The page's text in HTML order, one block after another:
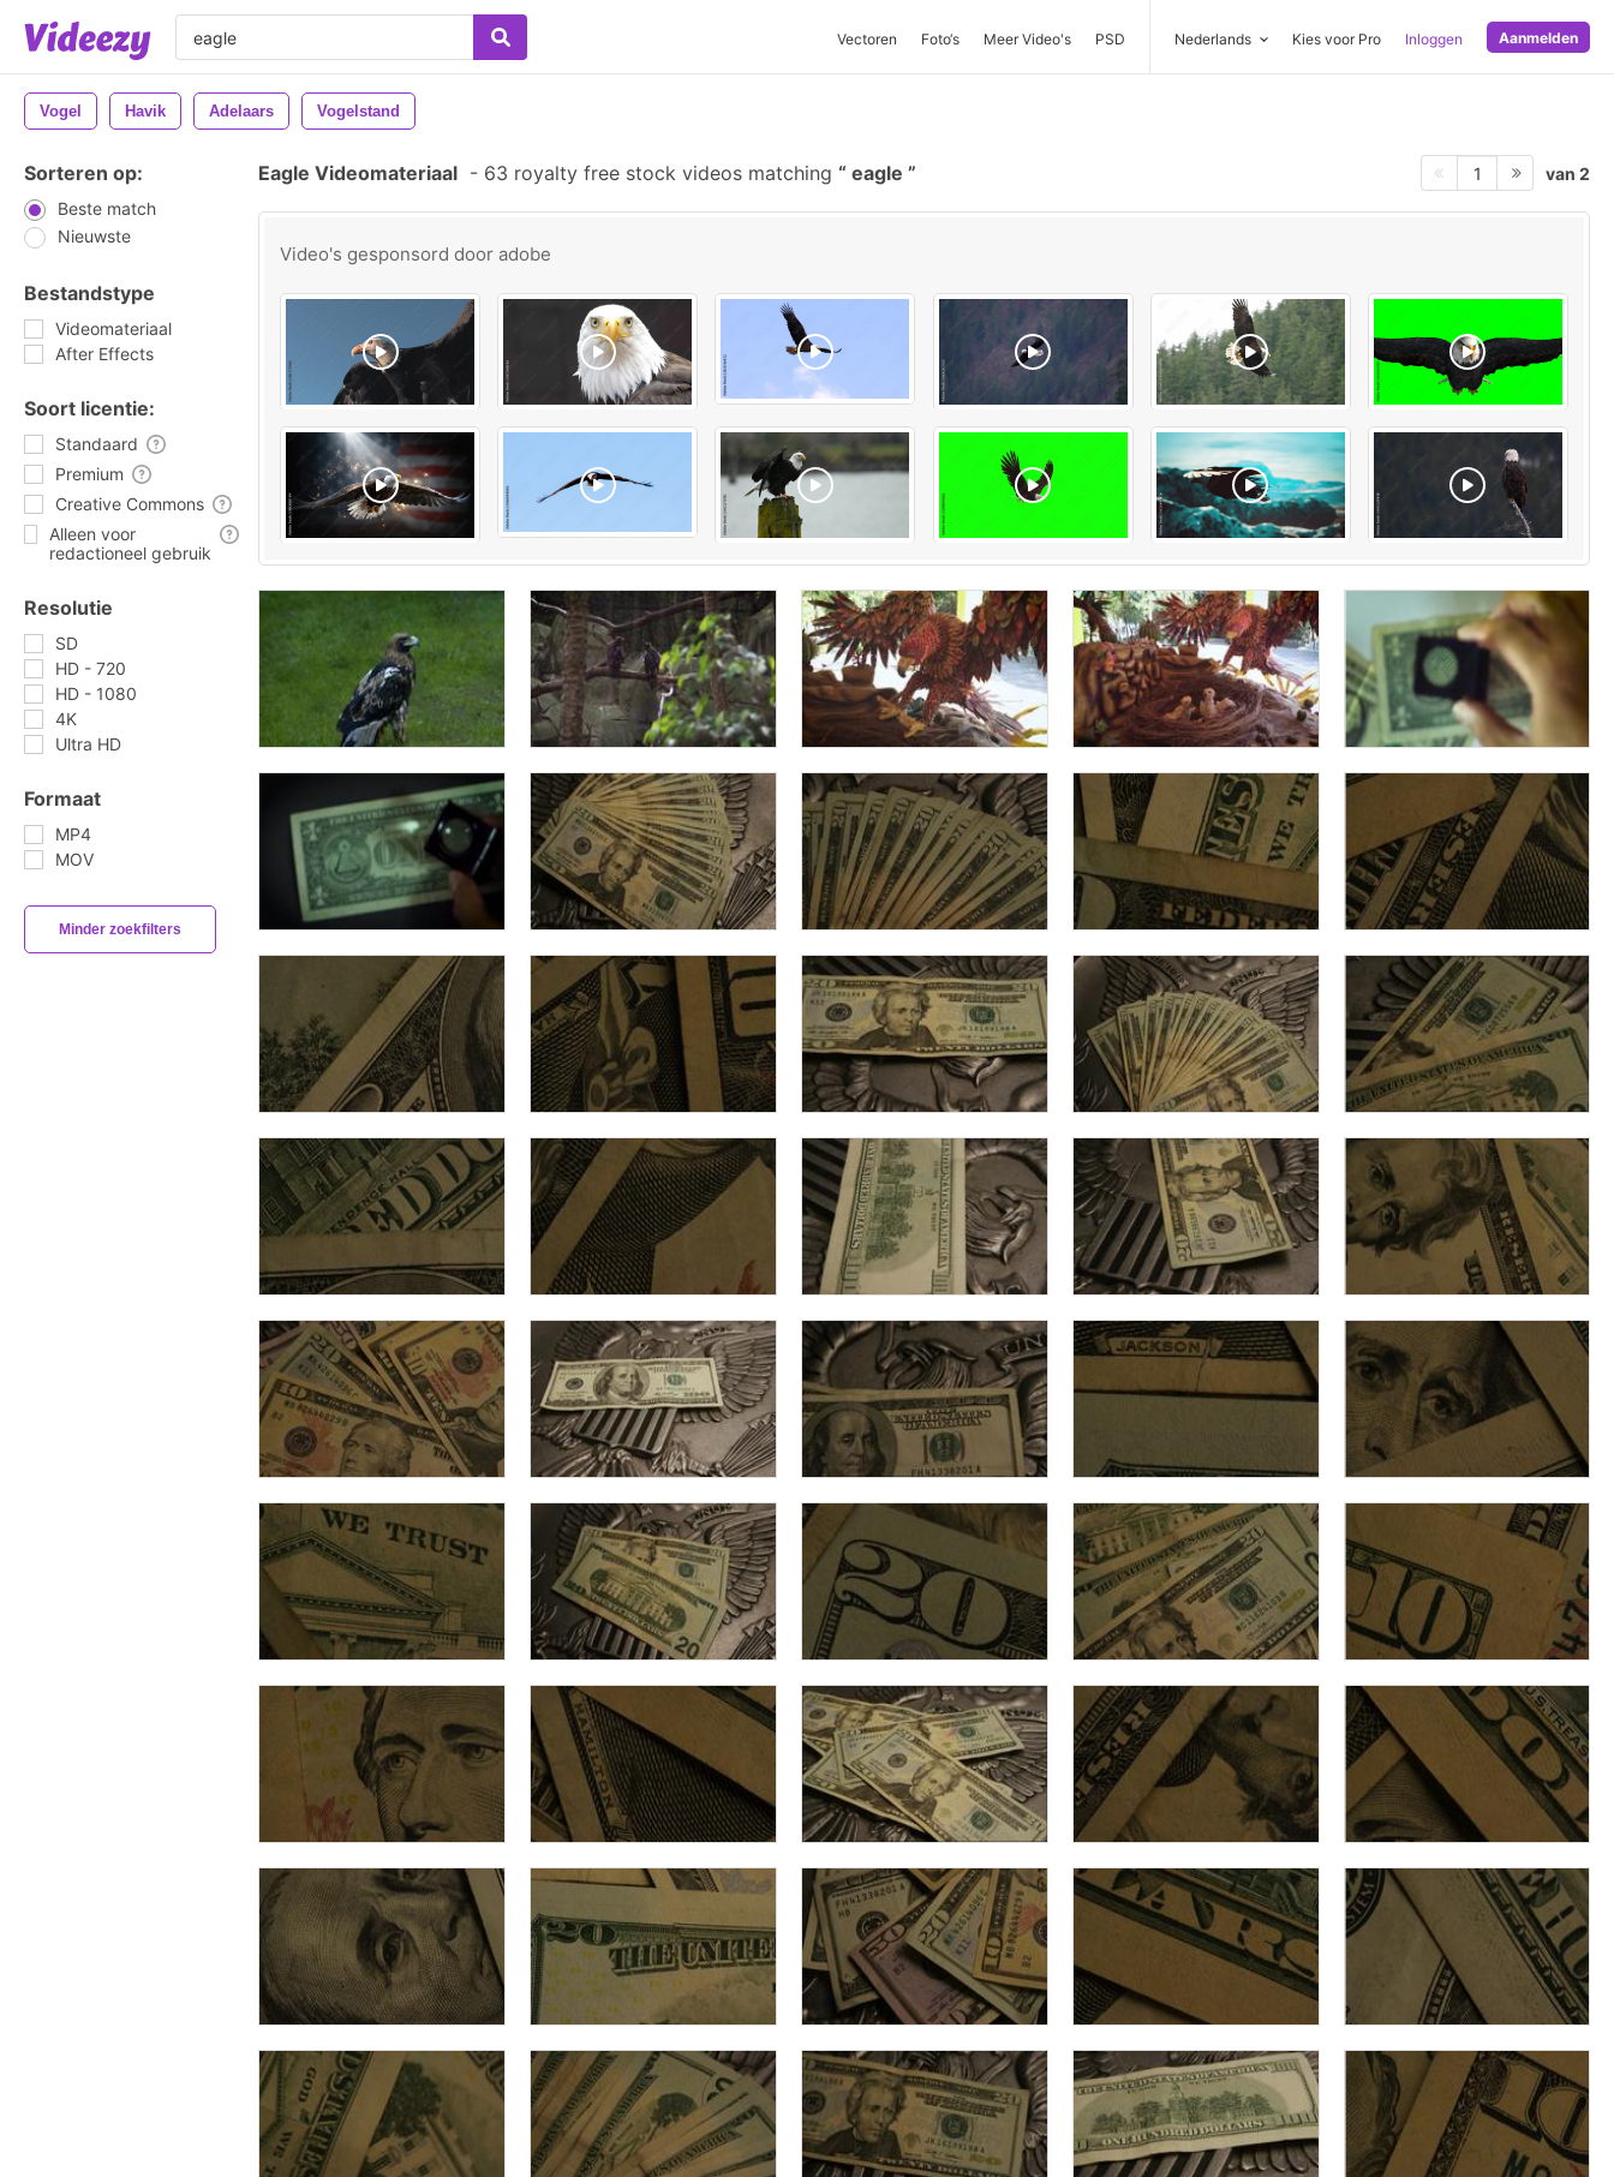
Vectoren Foto‘s Meer Video's PSD Nederlands Kies voor Pro Inloggen Aanmelden
Vogel Havik Adelaars Vogelstand
Sorteren op:
Beste match
Nieuwste
Bestandstype
Videomateriaal
After Effects
Soort licentie:
Standaard
Premium
Creative Commons
Alleen voor
redactioneel gebruik
Resolutie
SD
HD - 720
HD - 1080
4K
Ultra HD
Formaat
MP4
MOV
Minder zoekfilters
Eagle Videomateriaal - 63 royalty free stock videos matching eagle 1 van 2
Video's gesponsord door adobe